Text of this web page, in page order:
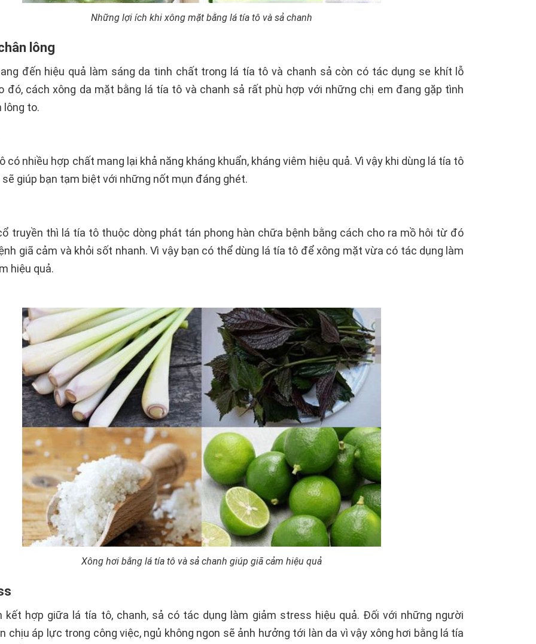
Những lợi ích khi xông mặt bằng lá tía tô và sả chanh
lông
đến hiệu quả làm sáng da tinh chất trong lá tía tô và chanh sả còn có tác dụng se khít lỗ
đó, cách xông da mặt bằng lá tía tô và chanh sả rất phù hợp với những chị em đang gặp tình
lông to.
có nhiều hợp chất mang lại khả năng kháng khuẩn, kháng viêm hiệu quả. Vì vậy khi dùng lá tía tô
giúp bạn tạm biệt với những nốt mụn đáng ghét.
truyền thì lá tía tô thuộc dòng phát tán phong hàn chữa bệnh bằng cách cho ra mồ hôi từ đó
giã cảm và khỏi sốt nhanh. Vì vậy bạn có thể dùng lá tía tô để xông mặt vừa có tác dụng làm
hiệu quả.
Xông hơi bằng lá tía tô và sả chanh giúp giã cảm hiệu quả
kết hợp giữa lá tía tô, chanh, sả có tác dụng làm giảm stress hiệu quả. Đối với những người
chịu áp lực trong công việc, ngủ không ngon sẽ ảnh hưởng tới làn da vì vậy xông hơi bằng lá tía